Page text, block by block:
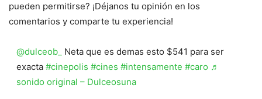
pueden permitirse? ¡Déjanos tu opinión en los
comentarios y comparte tu experiencia!
@dulceob_
Neta que es demas esto $541 para ser
exacta #cinepolis #cines #intensamente #caro ♬
sonido original – Dulceosuna